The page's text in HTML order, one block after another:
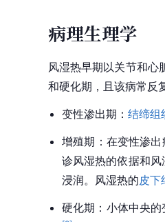
病理生理学
风湿热早期以关节和心
和硬化期，且该病常反
变性渗出期： 结缔组
增殖期：在变性渗
诊风湿热的依据和
浸润。风湿热的皮下
硬化期：小体中央